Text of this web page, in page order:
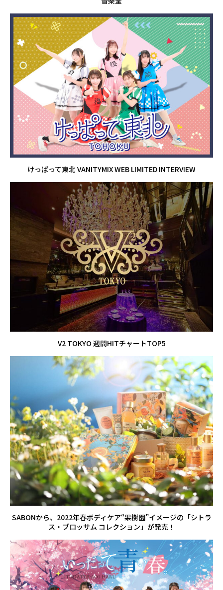
けっぱって東北 VANITYMIX WEB LIMITED INTERVIEW
V2 TOKYO 週間HITチャートTOP5
SABONから、2022年春ボディケア“果樹園”イメージの「シトラ
ス・ブロッサム コレクション」が発売！